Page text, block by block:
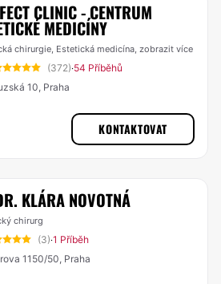
CLINIC - CENTRUM
MEDICÍNY
chirurgie, Estetická medicína, zobrazit více
(372)·54 Příběhů
10, Praha
KONTAKTOVAT
KLÁRA NOVOTNÁ
chirurg
(3)·1 Příběh
1150/50, Praha